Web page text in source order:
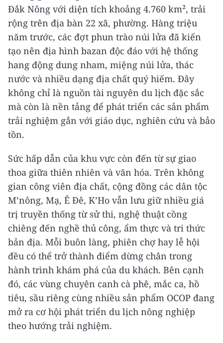
Đắk Nông với diện tích khoảng 4.760 km², trải
rộng trên địa bàn 22 xã, phường. Hàng triệu
năm trước, các đợt phun trào núi lửa đã kiến
tạo nên địa hình bazan độc đáo với hệ thống
hang động dung nham, miệng núi lửa, thác
nước và nhiều dạng địa chất quý hiếm. Đây
không chỉ là nguồn tài nguyên du lịch đặc sắc
mà còn là nền tảng để phát triển các sản phẩm
trải nghiệm gắn với giáo dục, nghiên cứu và bảo
tồn.
Sức hấp dẫn của khu vực còn đến từ sự giao
thoa giữa thiên nhiên và văn hóa. Trên không
gian công viên địa chất, cộng đồng các dân tộc
M’nông, Mạ, Ê Đê, K’Ho vẫn lưu giữ nhiều giá
trị truyền thống từ sử thi, nghệ thuật cồng
chiêng đến nghề thủ công, ẩm thực và tri thức
bản địa. Mỗi buôn làng, phiên chợ hay lễ hội
đều có thể trở thành điểm dừng chân trong
hành trình khám phá của du khách. Bên cạnh
đó, các vùng chuyên canh cà phê, mắc ca, hồ
tiêu, sầu riêng cùng nhiều sản phẩm OCOP đang
mở ra cơ hội phát triển du lịch nông nghiệp
theo hướng trải nghiệm.